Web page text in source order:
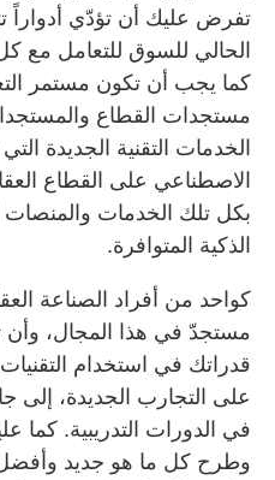
تفرض عليك أن تؤدّي أدواراً
الحالي للسوق للتعامل
كما يجب أن تكون مستمر
مستجدات القطاع
الخدمات التقنية الجديدة
الاصطناعي على القطاع
بكل تلك الخدمات والمنصات
الذكية المتوافرة.
كواحد من أفراد الصناعة
مستجدّ في هذا المجال، وأن
قدراتك في استخدام التقنيات
على التجارب الجديدة، إلى
في الدورات التدريبية. كما
وطرح كل ما هو جديد وأفضل